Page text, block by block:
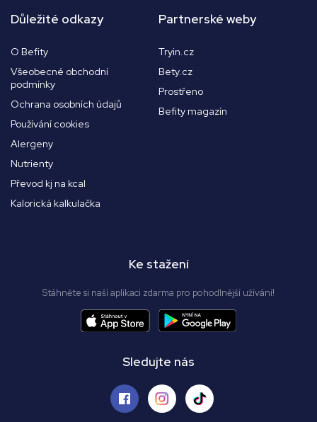
Důležité odkazy
O Befity
Všeobecné obchodní
podmínky
Ochrana osobních údajů
Používání cookies
Alergeny
Nutrienty
Převod kj na kcal
Kalorická kalkulačka
Partnerské weby
Tryin.cz
Bety.cz
Prostřeno
Befity magazín
Ke stažení
Stáhněte si naší aplikaci zdarma pro pohodlnější užívání!
Sledujte nás